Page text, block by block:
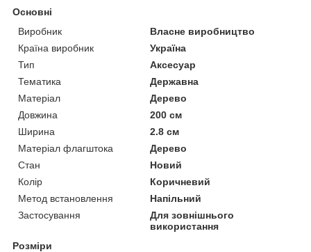
Основні
Виробник
Власне виробництво
Країна виробник
Україна
Тип
Аксесуар
Тематика
Державна
Матеріал
Дерево
Довжина
200 см
Ширина
2.8 см
Матеріал флагштока
Дерево
Стан
Новий
Колір
Коричневий
Метод встановлення
Напільний
Застосування
Для зовнішнього
використання
Розміри